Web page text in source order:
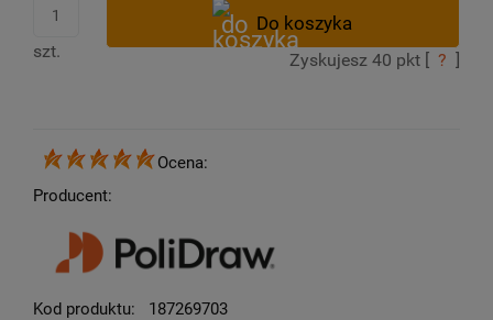
szt. Zyskujesz 40 pkt [ ? ]
Ocena:
Producent:
Kod produktu:
187269703